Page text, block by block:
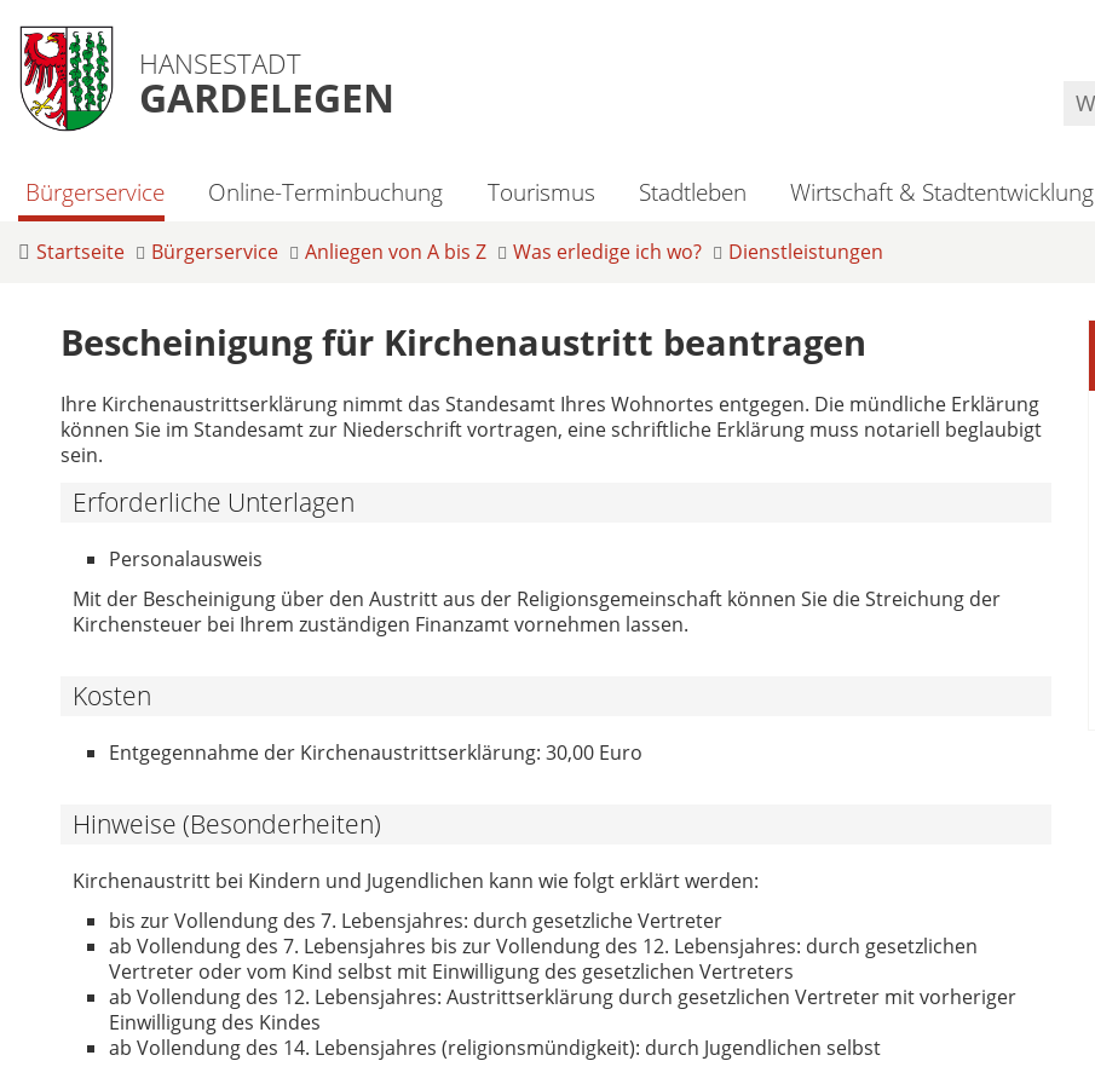
HANSESTADT
GARDELEGEN
Bürgerservice Online-Terminbuchung Tourismus Stadtleben Wirtschaft & Stadtentwicklung
Startseite Bürgerservice Anliegen von A bis Z Was erledige ich wo? Dienstleistungen
Bescheinigung für Kirchenaustritt beantragen
Ihre Kirchenaustrittserklärung nimmt das Standesamt Ihres Wohnortes entgegen. Die mündliche Erklärung
können Sie im Standesamt zur Niederschrift vortragen, eine schriftliche Erklärung muss notariell beglaubigt
sein.
Erforderliche Unterlagen
Personalausweis
Mit der Bescheinigung über den Austritt aus der Religionsgemeinschaft können Sie die Streichung der
Kirchensteuer bei Ihrem zuständigen Finanzamt vornehmen lassen.
Kosten
Entgegennahme der Kirchenaustrittserklärung: 30,00 Euro
Hinweise (Besonderheiten)
Kirchenaustritt bei Kindern und Jugendlichen kann wie folgt erklärt werden:
bis zur Vollendung des 7. Lebensjahres: durch gesetzliche Vertreter
ab Vollendung des 7. Lebensjahres bis zur Vollendung des 12. Lebensjahres: durch gesetzlichen
Vertreter oder vom Kind selbst mit Einwilligung des gesetzlichen Vertreters
ab Vollendung des 12. Lebensjahres: Austrittserklärung durch gesetzlichen Vertreter mit vorheriger
Einwilligung des Kindes
ab Vollendung des 14. Lebensjahres (religionsmündigkeit): durch Jugendlichen selbst